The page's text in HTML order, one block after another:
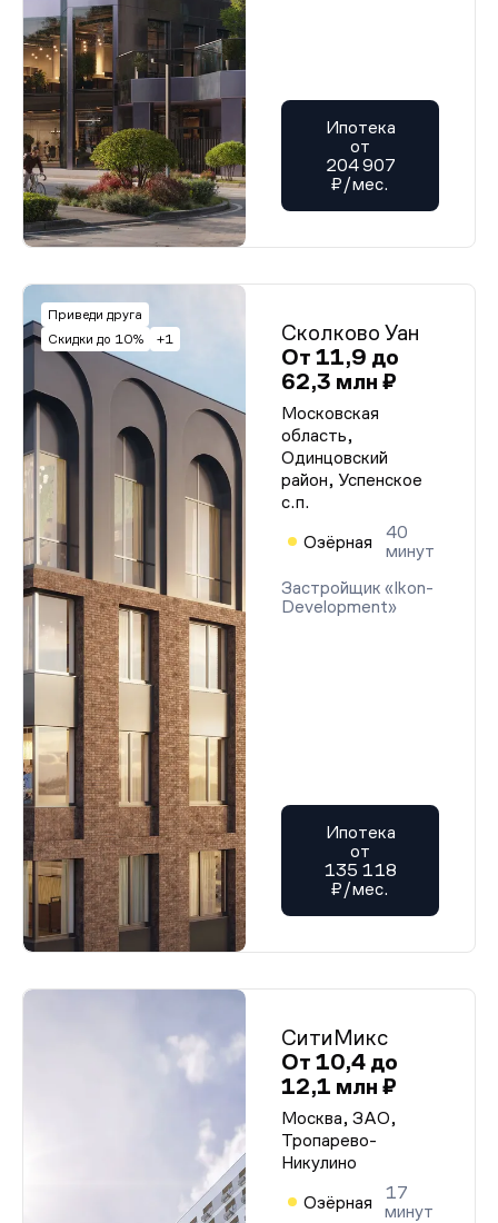
Ипотека
от
204 907
₽/мес.
Приведи друга
Скидки до 10%
+1
Сколково Уан
От 11,9 до
62,3 млн ₽
Московская
область,
Одинцовский
район, Успенское
с.п.
Озёрная
40
минут
Застройщик «Ikon-
Development»
Ипотека
от
135 118
₽/мес.
СитиМикс
От 10,4 до
12,1 млн ₽
Москва, ЗАО,
Тропарево-
Никулино
Озёрная
17
минут